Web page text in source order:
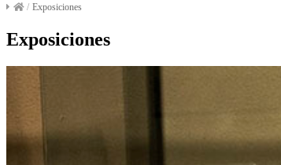
/ Exposiciones
Exposiciones